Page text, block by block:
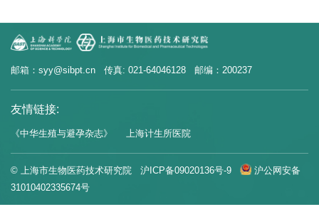
邮箱：syy@sibpt.cn 传真: 021-64046128 邮编：200237
友情链接:
《中华生殖与避孕杂志》 上海计生所医院
© 上海市生物医药技术研究院 沪ICP备09020136号-9
沪公网安备
31010402335674号